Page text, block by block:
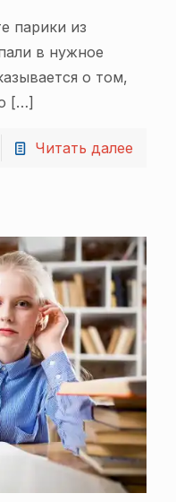
парики из
в нужное
о том,
[…]
Читать далее